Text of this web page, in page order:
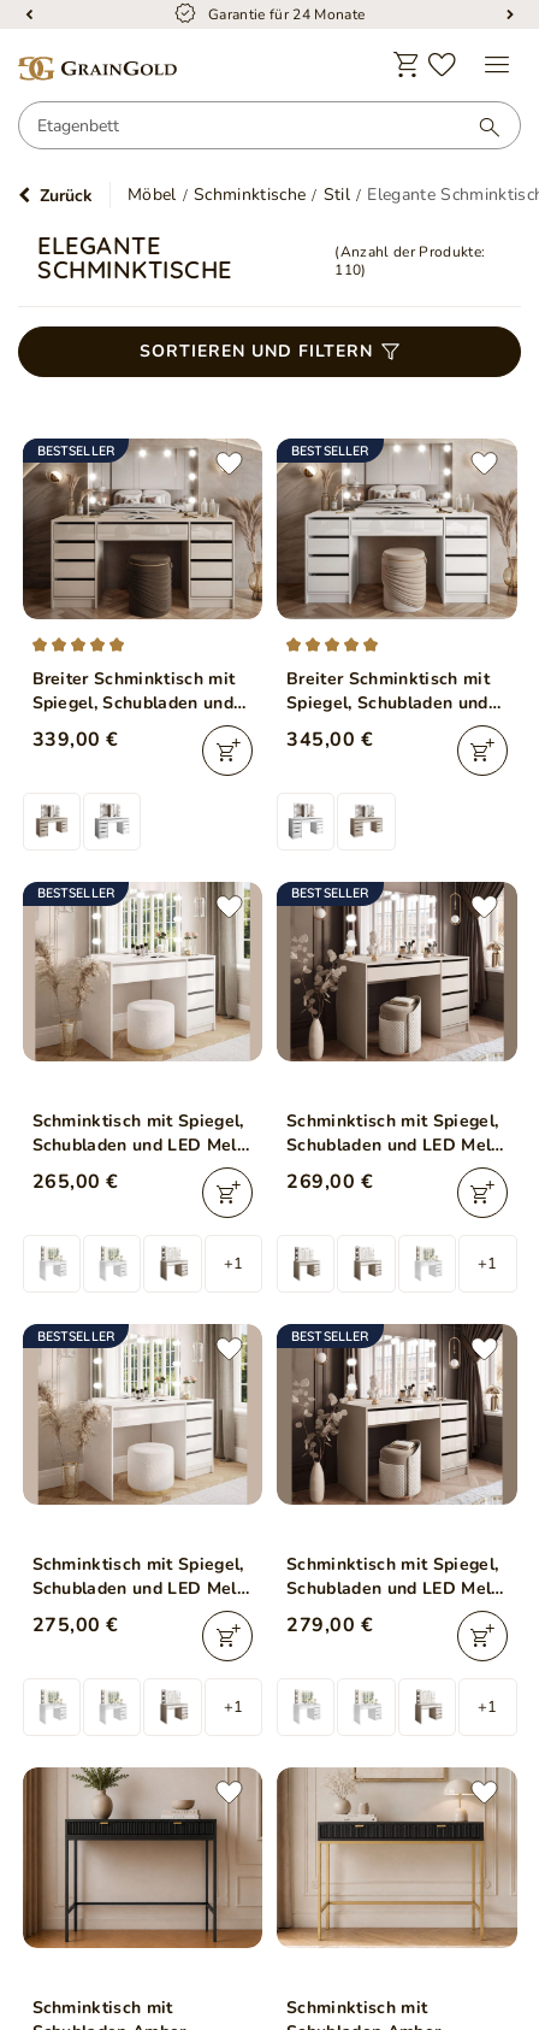
Kostenloser Versand
Zurück Möbel Schminktische Stil Elegante
ELEGANTE
SCHMINKTISCHE
(Anzahl der Produkte:
110)
SORTIEREN UND FILTERN
BESTSELLER
Breiter Schminktisch mit
Spiegel, Schubladen und
LED-Beleuchtung Melo
Elite Kaschmir Hochglanz
339,00 €
BESTSELLER
Breiter Schminktisch mit
Spiegel, Schubladen und
LED-Beleuchtung Melo
Elite Weiß Hochglanz
345,00 €
BESTSELLER
Schminktisch mit Spiegel,
Schubladen und LED Melo
Elite Weiß Matt
265,00 €
+1
BESTSELLER
Schminktisch mit Spiegel,
Schubladen und LED Melo
Elite Kaschmir Matt
269,00 €
+1
BESTSELLER
Schminktisch mit Spiegel,
Schubladen und LED Melo
Elite Weiß Hochglanz
275,00 €
+1
BESTSELLER
Schminktisch mit Spiegel,
Schubladen und LED Melo
Elite Kaschmir Hochglanz
279,00 €
+1
Schminktisch mit
Schminktisch mit